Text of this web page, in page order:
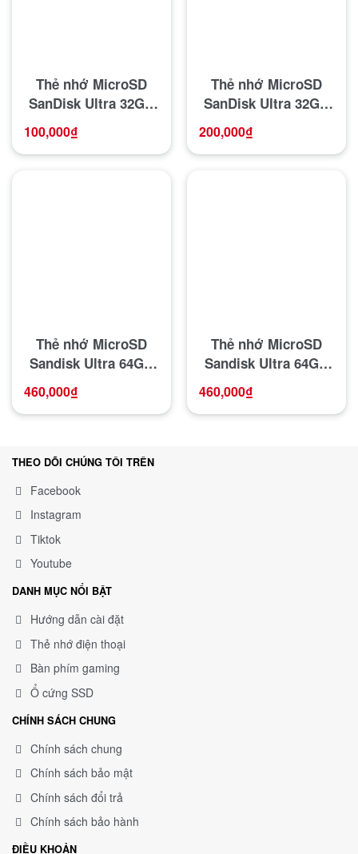
Thẻ nhớ MicroSD
SanDisk Ultra 32GB
100,000₫
Thẻ nhớ MicroSD
SanDisk Ultra 32GB
200,000₫
Thẻ nhớ MicroSD
Sandisk Ultra 64GB
460,000₫
Thẻ nhớ MicroSD
Sandisk Ultra 64GB
460,000₫
THEO DÕI CHÚNG TÔI TRÊN
Facebook
Instagram
Tiktok
Youtube
DANH MỤC NỔI BẬT
Hướng dẫn cài đặt
Thẻ nhớ điện thoại
Bàn phím gaming
Ổ cứng SSD
CHÍNH SÁCH CHUNG
Chính sách chung
Chính sách bảo mật
Chính sách đổi trả
Chính sách bảo hành
ĐIỀU KHOẢN